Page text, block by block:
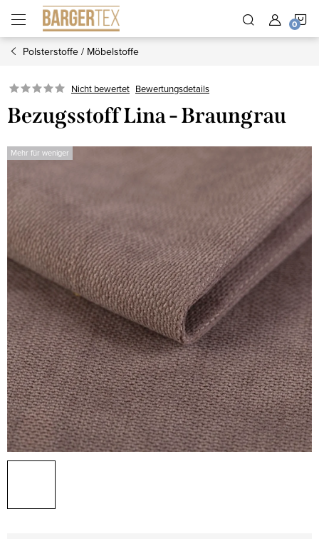
Inhalt
springen
Polsterstoffe / Möbelstoffe
Nicht bewertet Bewertungsdetails
Bezugsstoff Lina - Braungrau
Mehr für weniger